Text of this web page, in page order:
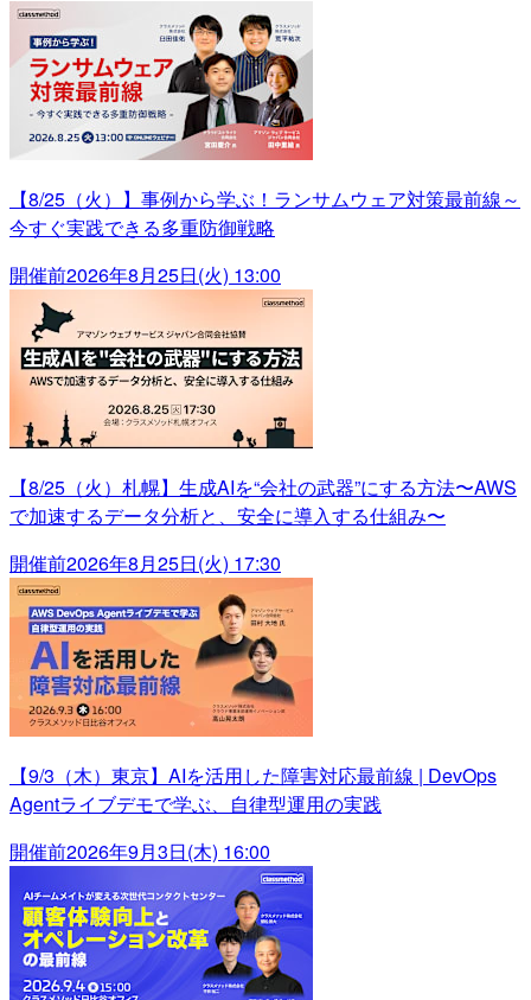
【8/25（火）】事例から学ぶ！ランサムウェア対策最前線～
今すぐ実践できる多重防御戦略
開催前2026年8月25日(火) 13:00
【8/25（火）札幌】生成AIを“会社の武器”にする方法〜AWS
で加速するデータ分析と、安全に導入する仕組み〜
開催前2026年8月25日(火) 17:30
【9/3（木）東京】AIを活用した障害対応最前線 | DevOps
Agentライブデモで学ぶ、自律型運用の実践
開催前2026年9月3日(木) 16:00